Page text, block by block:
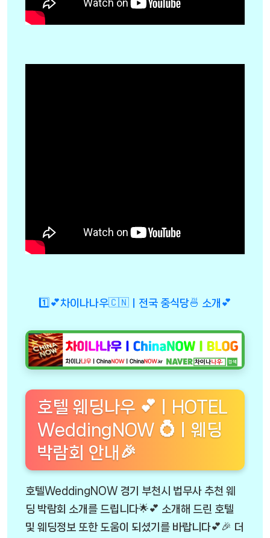
1️⃣💕차이나나우🇨🇳ㅣ전국 중식당🍜 소개💕
호텔 웨딩나우 💕ㅣHOTEL
WeddingNOW 💍ㅣ웨딩
박람회 안내🎉
호텔WeddingNOW 경기 부천시 법무사 추천 웨
딩 박람회 소개를 드립니다🌟💕 소개해 드린 호텔
및 웨딩정보 또한 도움이 되셨기를 바랍니다💕🎉 더